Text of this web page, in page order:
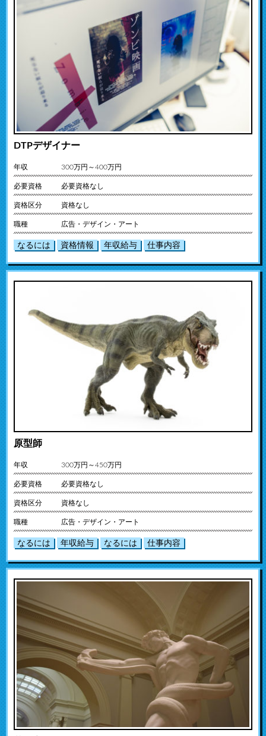
DTPデザイナー
年収 300万円～400万円
必要資格 必要資格なし
資格区分 資格なし
職種 広告・デザイン・アート
なるには 資格情報 年収給与 仕事内容
原型師
年収 300万円～450万円
必要資格 必要資格なし
資格区分 資格なし
職種 広告・デザイン・アート
なるには 年収給与 なるには 仕事内容